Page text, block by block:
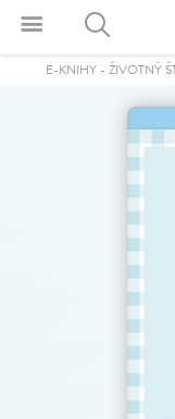
E-KNIHY- ŽIVOTNÝ